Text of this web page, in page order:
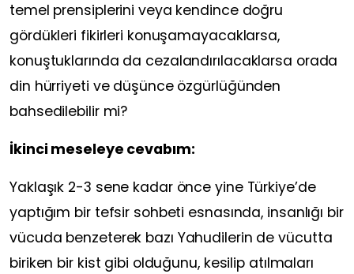
temel prensiplerini veya kendince doğru
gördükleri fikirleri konuşamayacaklarsa,
konuştuklarında da cezalandırılacaklarsa orada
din hürriyeti ve düşünce özgürlüğünden
bahsedilebilir mi?
İkinci meseleye cevabım:
Yaklaşık 2-3 sene kadar önce yine Türkiye’de
yaptığım bir tefsir sohbeti esnasında, insanlığı bir
vücuda benzeterek bazı Yahudilerin de vücutta
biriken bir kist gibi olduğunu, kesilip atılmaları